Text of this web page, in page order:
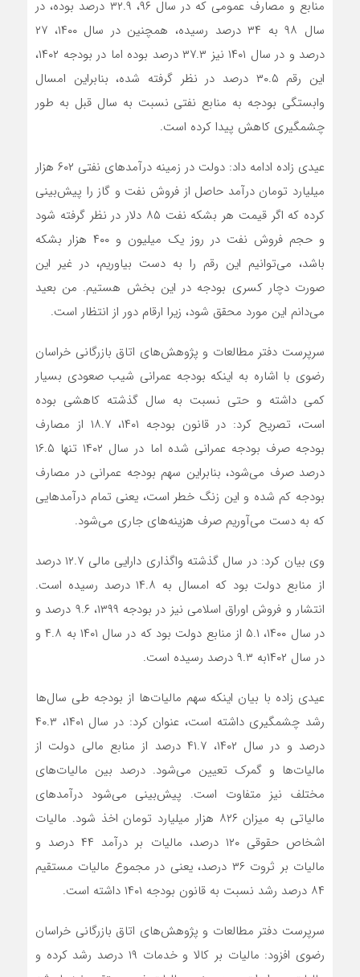
منابع و مصارف عمومی که در سال ۹۶، ۳۲.۹ درصد بوده، در
سال ۹۸ به ۳۴ درصد رسیده، همچنین در سال ۱۴۰۰، ۲۷
درصد و در سال ۱۴۰۱ نیز ۳۷.۳ درصد بوده اما در بودجه ۱۴۰۲،
این رقم ۳۰.۵ درصد در نظر گرفته شده، بنابراین امسال
وابستگی بودجه به منابع نفتی نسبت به سال قبل به طور
چشمگیری کاهش پیدا کرده است.
عیدی‌ زاده ادامه داد: دولت در زمینه درآمدهای نفتی ۶۰۲ هزار
میلیارد تومان درآمد حاصل از فروش نفت و گاز را پیش‌بینی
کرده که اگر قیمت هر بشکه نفت ۸۵ دلار در نظر گرفته شود
و حجم فروش نفت در روز یک میلیون و ۴۰۰ هزار بشکه
باشد، می‌توانیم این رقم را به دست بیاوریم، در غیر این
صورت دچار کسری بودجه در این بخش هستیم. من بعید
می‌دانم این مورد محقق شود، زیرا ارقام دور از انتظار است.
سرپرست دفتر مطالعات و پژوهش‌های اتاق بازرگانی خراسان
رضوی با اشاره به اینکه بودجه عمرانی شیب صعودی بسیار
کمی داشته و حتی نسبت به سال گذشته کاهشی بوده
است، تصریح کرد: در قانون بودجه ۱۴۰۱، ۱۸.۷ از مصارف
بودجه صرف بودجه عمرانی شده اما در سال ۱۴۰۲ تنها ۱۶.۵
درصد صرف می‌شود، بنابراین سهم بودجه عمرانی در مصارف
بودجه کم شده و این زنگ خطر است، یعنی تمام درآمدهایی
که به دست می‌آوریم صرف هزینه‌های جاری می‌شود.
وی بیان کرد: در سال گذشته واگذاری دارایی مالی ۱۲.۷ درصد
از منابع دولت بود که امسال به ۱۴.۸ درصد رسیده است.
انتشار و فروش اوراق اسلامی نیز در بودجه ۱۳۹۹، ۹.۶ درصد و
در سال ۱۴۰۰، ۵.۱ از منابع دولت بود که در سال ۱۴۰۱ به ۴.۸ و
در سال ۱۴۰۲به ۹.۳ درصد رسیده است.
عیدی‌ زاده با بیان اینکه سهم مالیات‌ها از بودجه طی سال‌ها
رشد چشمگیری داشته است، عنوان کرد: در سال ۱۴۰۱، ۴۰.۳
درصد و در سال ۱۴۰۲، ۴۱.۷ درصد از منابع مالی دولت از
مالیات‌ها و گمرک تعیین می‌شود. درصد بین مالیات‌های
مختلف نیز متفاوت است. پیش‌بینی می‌شود درآمدهای
مالیاتی به میزان ۸۲۶ هزار میلیارد تومان اخذ شود. مالیات
اشخاص حقوقی ۱۲۰ درصد، مالیات بر درآمد ۴۴ درصد و
مالیات بر ثروت ۳۶ درصد، یعنی در مجموع مالیات مستقیم
۸۴ درصد رشد نسبت به قانون بودجه ۱۴۰۱ داشته است.
سرپرست دفتر مطالعات و پژوهش‌های اتاق بازرگانی خراسان
رضوی افزود: مالیات بر کالا و خدمات ۱۹ درصد رشد کرده و